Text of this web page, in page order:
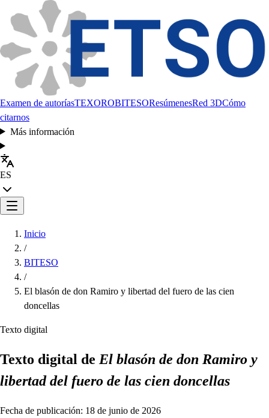
Examen de autoríasTEXOROBITESOResúmenesRed 3DCómo
citarnos
Más información
ES
Inicio
/
BITESO
/
El blasón de don Ramiro y libertad del fuero de las cien
doncellas
Texto digital
Texto digital de El blasón de don Ramiro y
libertad del fuero de las cien doncellas
Fecha de publicación: 18 de junio de 2026